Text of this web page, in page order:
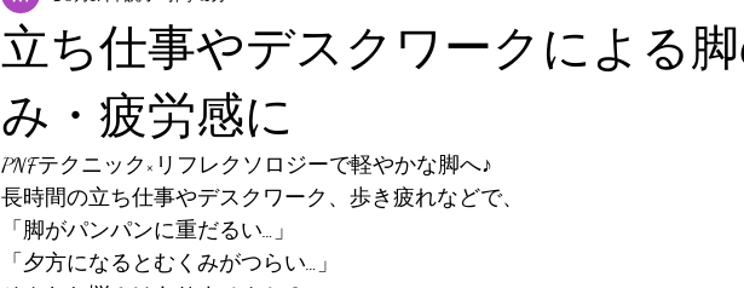
立ち仕事やデスクワークによる
み・疲労感に
PNFテクニック×リフレクソロジーで軽やかな脚へ♪
長時間の立ち仕事やデスクワーク、歩き疲れなどで、
「脚がパンパンに重だるい…」
「夕方になるとむくみがつらい…」